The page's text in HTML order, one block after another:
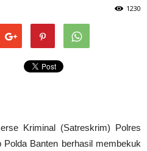
1230
Kriminal (Satreskrim) Polres
Banten berhasil membekuk